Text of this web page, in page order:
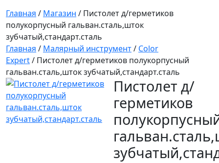
Главная / Магазин / Пистолет д/герметиков
полукорпусный гальван.сталь,шток
зубчатый,стандарт.сталь
Главная / Малярный инструмент/ Color
Expert/ Пистолет д/герметиков полукорпусный
гальван.сталь,шток зубчатый,стандарт.сталь
Пистолет д/
герметиков